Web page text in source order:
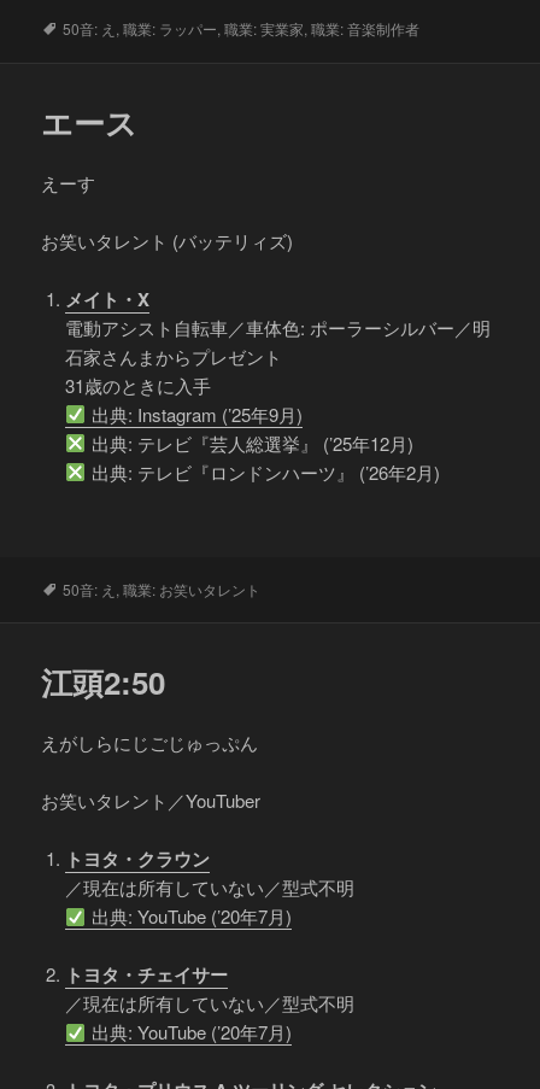
タ
50音: え ,職業: ラッパー,職業: 実業家,職業: 音楽制作者
エース
えーす
お笑いタレント (バッテリィズ)
メイト・X
電動アシスト自転車／車体色: ポーラーシルバー／明
石家さんまからプレゼント
31歳のときに入手
出典: Instagram (’25年9月)
出典: テレビ『芸人総選挙』 (’25年12月)
出典: テレビ『ロンドンハーツ』 (’26年2月)
タ
50音: え ,職業: お笑いタレント
江頭2:50
えがしらにじごじゅっぷん
お笑いタレント／YouTuber
トヨタ・クラウン
／現在は所有していない／型式不明
出典: YouTube (’20年7月)
トヨタ・チェイサー
／現在は所有していない／型式不明
出典: YouTube (’20年7月)